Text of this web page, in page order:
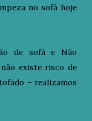
no sofá hoje
de sofá e Não
existe risco de
– realizamos